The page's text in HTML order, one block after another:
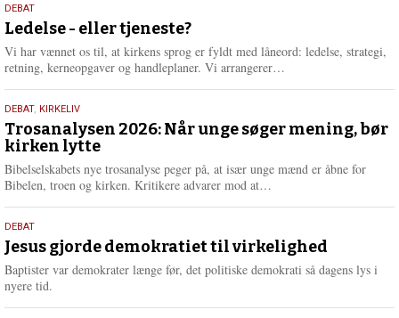
e
r
e
10.
juni
2026
DEBAT
Ledelse - eller tjeneste?
Vi har vænnet os til, at kirkens sprog er fyldt med låneord: ledelse, strategi,
retning, kerneopgaver og handleplaner. Vi arrangerer…
e
2.
juni
2026
DEBAT, KIRKELIV
Trosanalysen 2026: Når unge søger mening, bør
kirken lytte
Bibelselskabets nye trosanalyse peger på, at især unge mænd er åbne for
Bibelen, troen og kirken. Kritikere advarer mod at…
e
r
18.
maj
2026
DEBAT
Jesus gjorde demokratiet til virkelighed
Baptister var demokrater længe før, det politiske demokrati så dagens lys i
nyere tid.